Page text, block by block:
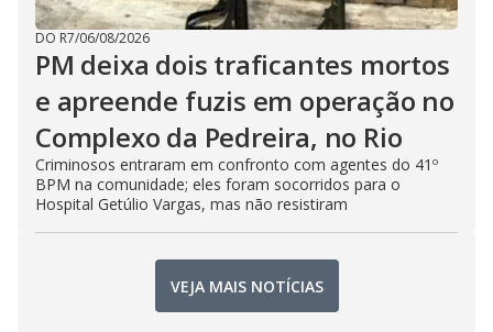
DO R7/06/08/2026
PM deixa dois traficantes mortos
e apreende fuzis em operação no
Complexo da Pedreira, no Rio
Criminosos entraram em confronto com agentes do 41º
BPM na comunidade; eles foram socorridos para o
Hospital Getúlio Vargas, mas não resistiram
VEJA MAIS NOTÍCIAS